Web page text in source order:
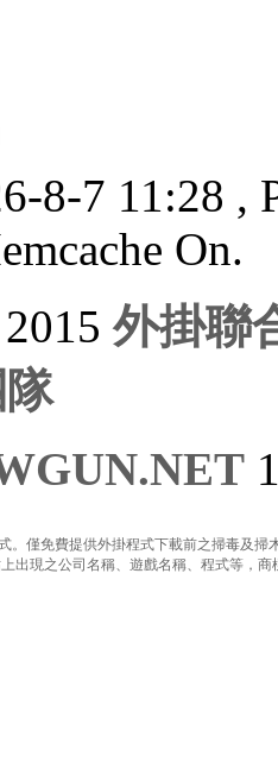
8-7 11:28 ,
On.
外掛聯
僅免費提供外掛程式下載前之掃毒及掃
出現之公司名稱、遊戲名稱、程式等，